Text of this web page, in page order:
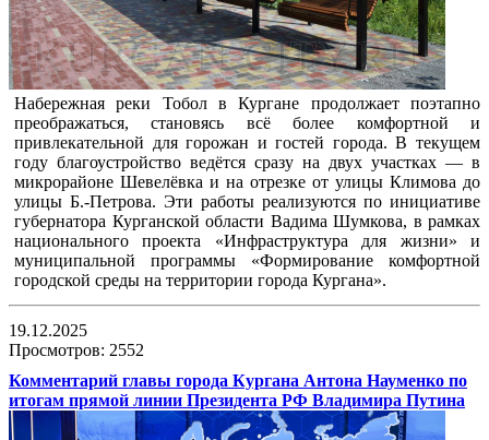
Набережная реки Тобол в Кургане продолжает поэтапно
преображаться, становясь всё более комфортной и
привлекательной для горожан и гостей города. В текущем
году благоустройство ведётся сразу на двух участках — в
микрорайоне Шевелёвка и на отрезке от улицы Климова до
улицы Б.-Петрова. Эти работы реализуются по инициативе
губернатора Курганской области Вадима Шумкова, в рамках
национального проекта «Инфраструктура для жизни» и
муниципальной программы «Формирование комфортной
городской среды на территории города Кургана».
19.12.2025
Просмотров: 2552
Комментарий главы города Кургана Антона Науменко по
итогам прямой линии Президента РФ Владимира Путина